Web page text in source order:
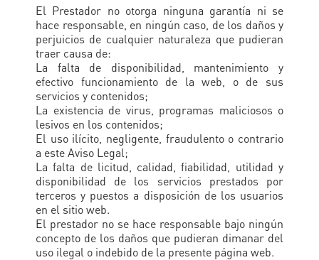
El Prestador no otorga ninguna garantía ni se
hace responsable, en ningún caso, de los daños y
perjuicios de cualquier naturaleza que pudieran
traer causa de:
La falta de disponibilidad, mantenimiento y
efectivo funcionamiento de la web, o de sus
servicios y contenidos;
La existencia de virus, programas maliciosos o
lesivos en los contenidos;
El uso ilícito, negligente, fraudulento o contrario
a este Aviso Legal;
La falta de licitud, calidad, fiabilidad, utilidad y
disponibilidad de los servicios prestados por
terceros y puestos a disposición de los usuarios
en el sitio web.
El prestador no se hace responsable bajo ningún
concepto de los daños que pudieran dimanar del
uso ilegal o indebido de la presente página web.